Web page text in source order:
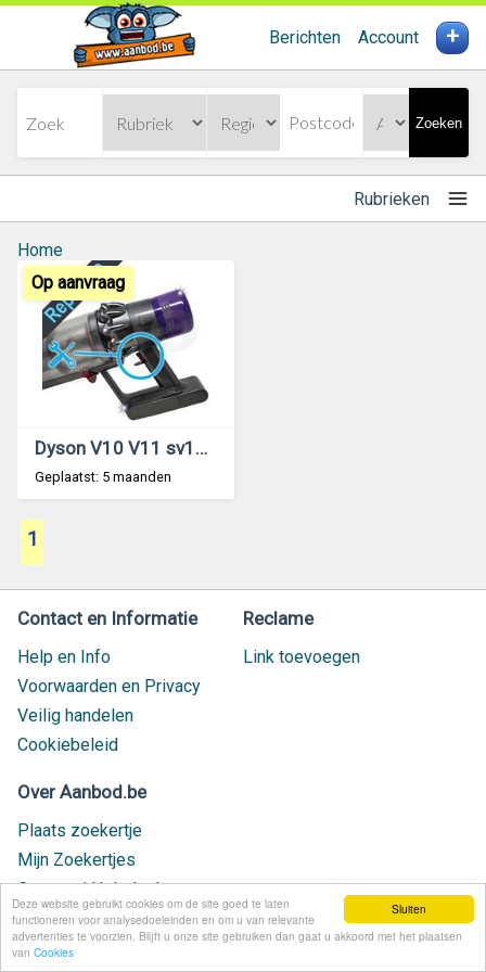
Sluiten
Deze website gebruikt cookies om de site goed te laten
functioneren voor analysedoeleinden en om u van relevante
advertenties te voorzien. Blijft u onze site gebruiken dan gaat u akkoord met het plaatsen
van Cookies
Berichten Account +
Zoeken
Rubrieken
Home
Dyson V10 V11 sv12 sv14 sv27 schakelaar reparatie
Geplaatst: 5 maanden
Op aanvraag
1
Contact en Informatie
Help en Info
Voorwaarden en Privacy
Veilig handelen
Cookiebeleid
Reclame
Link toevoegen
Over Aanbod.be
Plaats zoekertje
Mijn Zoekertjes
Contact / Helpdesk
Nieuw geplaatst